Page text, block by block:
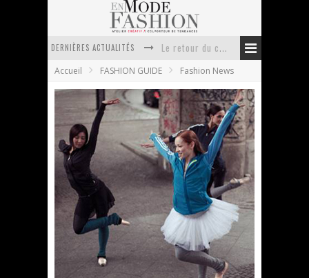
DERNIÈRES ACTUALITÉS
Le retour du cachemire version casual
Doudoune pour femme : choisir la pièce idéale entre style, chaleur et durabilité
La trousse de toilette : l’accessoire indispensable de voyage
Week-end spa en automne : quel maillot de bain choisir ?
Pourquoi le costume sur mesure à Paris est un incontournable de l’élégance contemporaine ?
Anti chute cheveux homme : quelles solutions pour renforcer sa chevelure ?
Accueil FASHION GUIDE Fashion News
Nouvelle campagne Adidas – All Adidas
Women’s
En Mode Fashion
28 juillet 2011
Fashion News